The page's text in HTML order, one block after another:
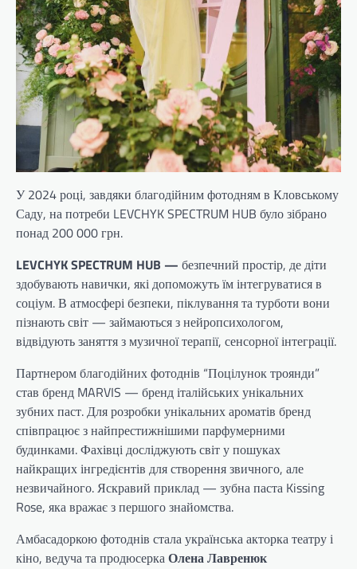
У 2024 році, завдяки благодійним фотодням в Кловському
Саду, на потреби LEVCHYK SPECTRUM HUB було зібрано
понад 200 000 грн.
LEVCHYK SPECTRUM HUB — безпечний простір, де діти
здобувають навички, які допоможуть їм інтегруватися в
соціум. В атмосфері безпеки, піклування та турботи вони
пізнають світ — займаються з нейропсихологом,
відвідують заняття з музичної терапії, сенсорної інтеграції.
Партнером благодійних фотоднів “Поцілунок троянди”
став бренд MARVIS — бренд італійських унікальних
зубних паст. Для розробки унікальних ароматів бренд
співпрацює з найпрестижнішими парфумерними
будинками. Фахівці досліджують світ у пошуках
найкращих інгредієнтів для створення звичного, але
незвичайного. Яскравий приклад — зубна паста Kissing
Rose, яка вражає з першого знайомства.
Амбасадоркою фотоднів стала українська акторка театру і
кіно, ведуча та продюсеркаОлена Лавренюк